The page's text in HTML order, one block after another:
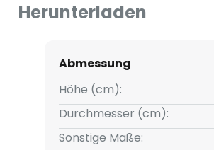
Herunterladen
Abmessung
Höhe (cm):
Durchmesser (cm):
Sonstige Maße: